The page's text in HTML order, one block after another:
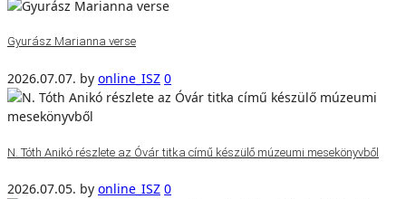
Gyurász Marianna verse
2026.07.07. by online_ISZ 0
N. Tóth Anikó részlete az Óvár titka című készülő múzeumi mesekönyvből
2026.07.05. by online_ISZ 0